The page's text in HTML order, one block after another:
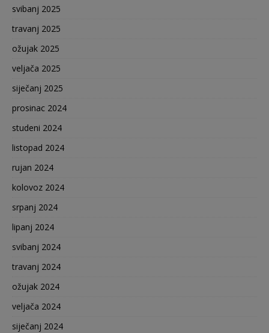
svibanj 2025
travanj 2025
ožujak 2025
veljača 2025
siječanj 2025
prosinac 2024
studeni 2024
listopad 2024
rujan 2024
kolovoz 2024
srpanj 2024
lipanj 2024
svibanj 2024
travanj 2024
ožujak 2024
veljača 2024
siječanj 2024